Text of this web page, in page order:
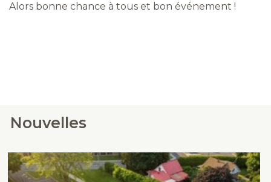
Alors bonne chance à tous et bon événement !
Nouvelles